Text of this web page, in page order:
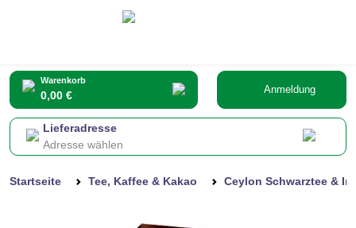
Warenkorb
0,00 € Anmeldung
Lieferadresse
Adresse wählen
Startseite Tee, Kaffee & Kakao Ceylon Schwarztee &